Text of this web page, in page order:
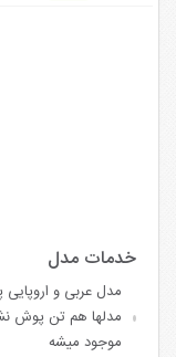
مدلها هم تن پوش
موجود میشه